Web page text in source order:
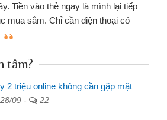
Tiền vào thẻ ngay là mình lại tiếp
mua sắm. Chỉ cần điện thoại có
tâm?
2 triệu online không cần gặp mặt
28/09 - 22